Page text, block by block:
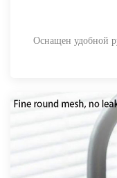
Оснащен удобной